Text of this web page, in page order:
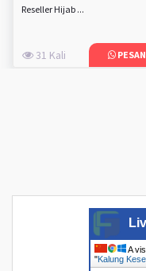
Reseller Hijab ...
31 Kali PESAN
A
"Kalung